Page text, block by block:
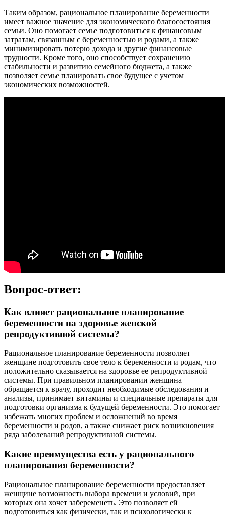
Таким образом, рациональное планирование беременности
имеет важное значение для экономического благосостояния
семьи. Оно помогает семье подготовиться к финансовым
затратам, связанным с беременностью и родами, а также
минимизировать потерю дохода и другие финансовые
трудности. Кроме того, оно способствует сохранению
стабильности и развитию семейного бюджета, а также
позволяет семье планировать свое будущее с учетом
экономических возможностей.
Вопрос-ответ:
Как влияет рациональное планирование
беременности на здоровье женской
репродуктивной системы?
Рациональное планирование беременности позволяет
женщине подготовить свое тело к беременности и родам, что
положительно сказывается на здоровье ее репродуктивной
системы. При правильном планировании женщина
обращается к врачу, проходит необходимые обследования и
анализы, принимает витамины и специальные препараты для
подготовки организма к будущей беременности. Это помогает
избежать многих проблем и осложнений во время
беременности и родов, а также снижает риск возникновения
ряда заболеваний репродуктивной системы.
Какие преимущества есть у рационального
планирования беременности?
Рациональное планирование беременности предоставляет
женщине возможность выбора времени и условий, при
которых она хочет забеременеть. Это позволяет ей
подготовиться как физически, так и психологически к